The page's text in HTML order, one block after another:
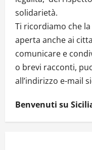
solidarietà.
Ti ricordiamo che
aperta anche ai
comunicare e
o brevi racconti,
all’indirizzo e-mail
Benvenuti su